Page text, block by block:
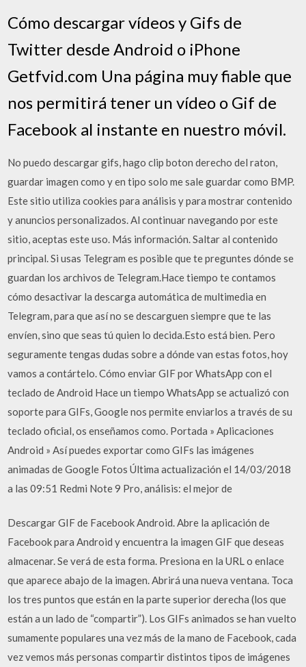
Cómo descargar vídeos y Gifs de
Twitter desde Android o iPhone
Getfvid.com Una página muy fiable que
nos permitirá tener un vídeo o Gif de
Facebook al instante en nuestro móvil.
No puedo descargar gifs, hago clip boton derecho del raton,
guardar imagen como y en tipo solo me sale guardar como BMP.
Este sitio utiliza cookies para análisis y para mostrar contenido
y anuncios personalizados. Al continuar navegando por este
sitio, aceptas este uso. Más información. Saltar al contenido
principal. Si usas Telegram es posible que te preguntes dónde se
guardan los archivos de Telegram.Hace tiempo te contamos
cómo desactivar la descarga automática de multimedia en
Telegram, para que así no se descarguen siempre que te las
envíen, sino que seas tú quien lo decida.Esto está bien. Pero
seguramente tengas dudas sobre a dónde van estas fotos, hoy
vamos a contártelo. Cómo enviar GIF por WhatsApp con el
teclado de Android Hace un tiempo WhatsApp se actualizó con
soporte para GIFs, Google nos permite enviarlos a través de su
teclado oficial, os enseñamos como. Portada » Aplicaciones
Android » Así puedes exportar como GIFs las imágenes
animadas de Google Fotos Última actualización el 14/03/2018
a las 09:51 Redmi Note 9 Pro, análisis: el mejor de
Descargar GIF de Facebook Android. Abre la aplicación de
Facebook para Android y encuentra la imagen GIF que deseas
almacenar. Se verá de esta forma. Presiona en la URL o enlace
que aparece abajo de la imagen. Abrirá una nueva ventana. Toca
los tres puntos que están en la parte superior derecha (los que
están a un lado de “compartir”). Los GIFs animados se han vuelto
sumamente populares una vez más de la mano de Facebook, cada
vez vemos más personas compartir distintos tipos de imágenes